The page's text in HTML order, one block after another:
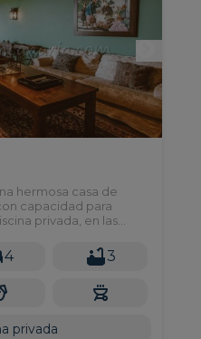
hermosa casa de
capacidad para
privada, en las
4 3
privada